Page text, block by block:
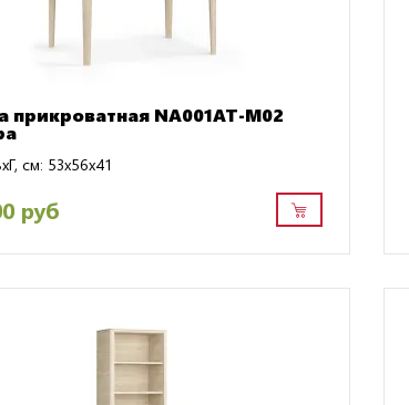
прикроватная NA001AT-M02
см: 53x56x41
руб